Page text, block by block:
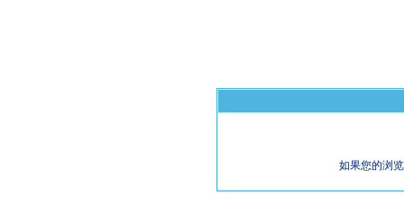
如果您的浏